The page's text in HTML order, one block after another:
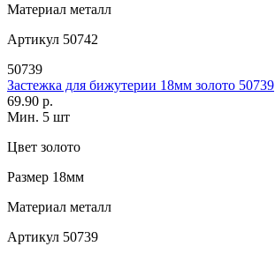
Материал металл
Артикул 50742
50739
Застежка для бижутерии 18мм золото 50739
69.90 р.
Мин. 5 шт
Цвет золото
Размер 18мм
Материал металл
Артикул 50739